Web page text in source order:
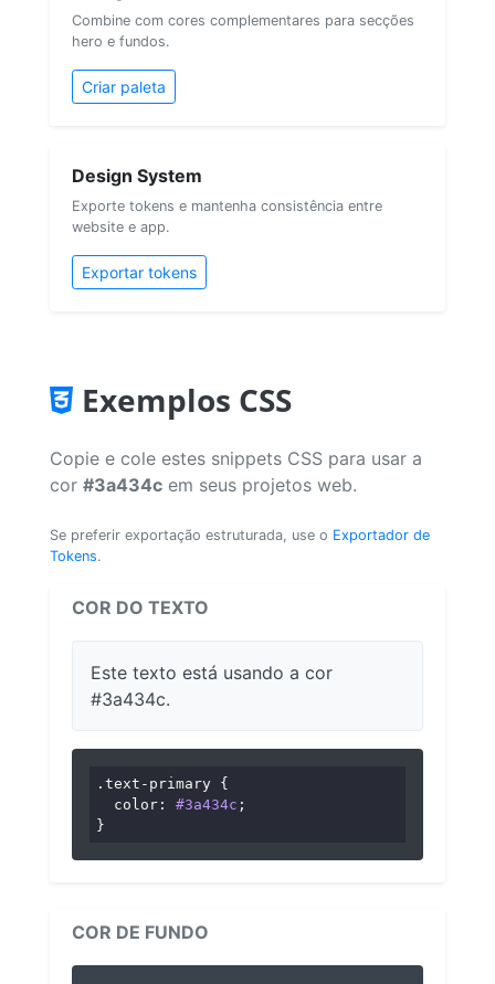
Combine com cores complementares para secções
hero e fundos.
Criar paleta
Design System
Exporte tokens e mantenha consistência entre
website e app.
Exportar tokens
Exemplos CSS
Copie e cole estes snippets CSS para usar a
cor #3a434c em seus projetos web.
Se preferir exportação estruturada, use o Exportador de
Tokens.
COR DO TEXTO
Este texto está usando a cor
#3a434c.
.text-primary {
color : #3a434c ;
}
COR DE FUNDO